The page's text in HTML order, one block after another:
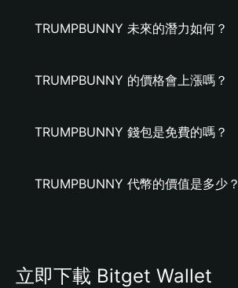
TRUMPBUNNY 未來的潛力如何？
TRUMPBUNNY 的價格會上漲嗎？
TRUMPBUNNY 錢包是免費的嗎？
TRUMPBUNNY 代幣的價值是多少？
立即下載 Bitget Wallet